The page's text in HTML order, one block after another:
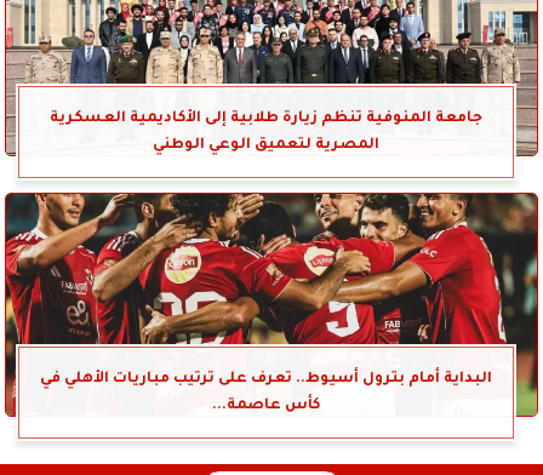
جامعة المنوفية تنظم زيارة طلابية إلى الأكاديمية العسكرية
المصرية لتعميق الوعي الوطني
البداية أمام بترول أسيوط.. تعرف على ترتيب مباريات الأهلي في
كأس عاصمة...